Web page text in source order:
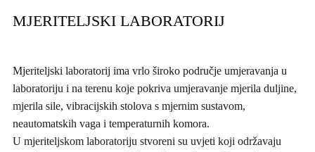
MJERITELJSKI LABORATORIJ
Mjeriteljski laboratorij ima vrlo široko područje umjeravanja u
laboratoriju i na terenu koje pokriva umjeravanje mjerila duljine,
mjerila sile, vibracijskih stolova s mjernim sustavom,
neautomatskih vaga i temperaturnih komora.
U mjeriteljskom laboratoriju stvoreni su uvjeti koji održavaju